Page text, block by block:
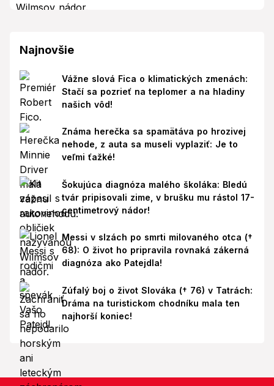
Najnovšie
Vážne slová Fica o klimatických zmenách:
Stačí sa pozrieť na teplomer a na hladiny
našich vôd!
Známa herečka sa spamätáva po hrozivej
nehode, z auta sa museli vyplaziť: Je to
veľmi ťažké!
Šokujúca diagnóza malého školáka: Bledú
tvár pripisovali zime, v brušku mu rástol 17-
centimetrový nádor!
Messi v slzách po smrti milovaného otca (†
68): O život ho pripravila rovnaká zákerná
diagnóza ako Patejdla!
Zúfalý boj o život Slováka († 76) v Tatrách:
Dráma na turistickom chodníku mala ten
najhorší koniec!